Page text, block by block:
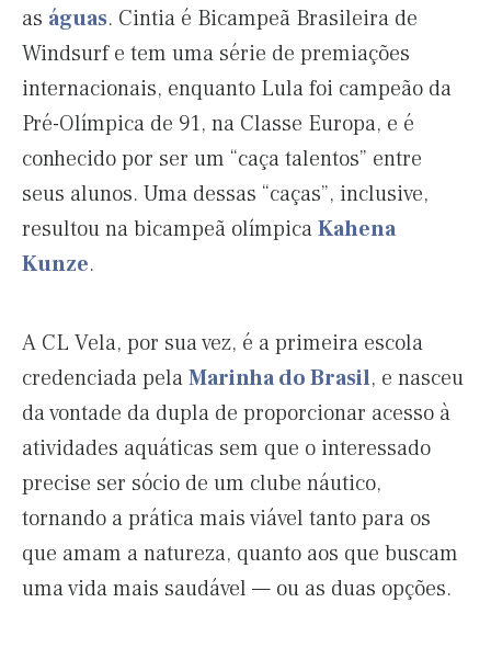
as águas. Cintia é Bicampeã Brasileira de
Windsurf e tem uma série de premiações
internacionais, enquanto Lula foi campeão da
Pré-Olímpica de 91, na Classe Europa, e é
conhecido por ser um “caça talentos” entre
seus alunos. Uma dessas “caças”, inclusive,
resultou na bicampeã olímpicaKahena
Kunze.
A CL Vela, por sua vez, é a primeira escola
credenciada pelaMarinha do Brasil, e nasceu
da vontade da dupla de proporcionar acesso à
atividades aquáticas sem que o interessado
precise ser sócio de um clube náutico,
tornando a prática mais viável tanto para os
que amam a natureza, quanto aos que buscam
uma vida mais saudável — ou as duas opções.